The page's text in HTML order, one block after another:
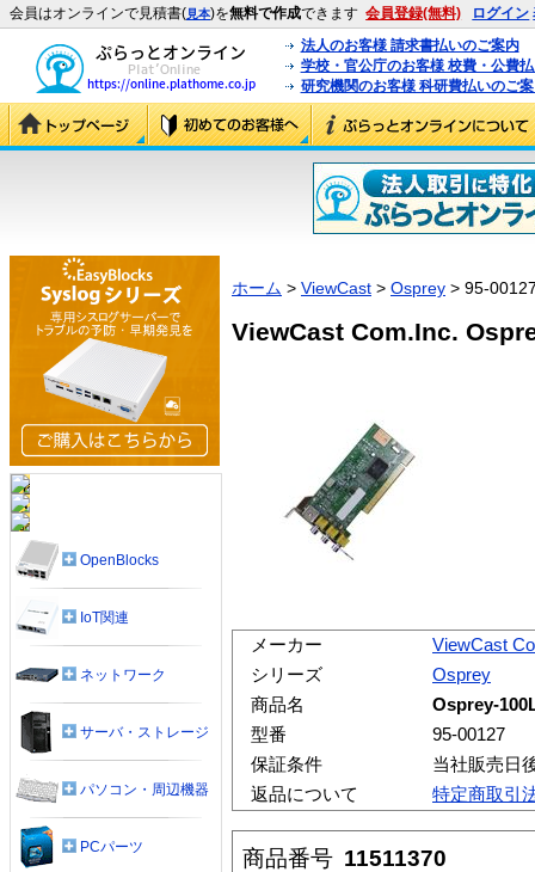
会員はオンラインで見積書(見本)を無料で作成できます 会員登録(無料) ログイン
法人のお客様 請求書払いのご案内
学校・官公庁のお客様 校費・公費
研究機関のお客様 科研費払いのご
ホーム > ViewCast > Osprey > 95-
ViewCast Com.Inc.
メーカー
ViewCast
シリーズ
Osprey
商品名
Osprey-
型番
95-00127
保証条件
当社販売日
返品について
特定商取引
商品番号 11511370
OpenBlocks
IoT関連
ネットワーク
サーバ・ストレージ
パソコン・周辺機器
PCパーツ